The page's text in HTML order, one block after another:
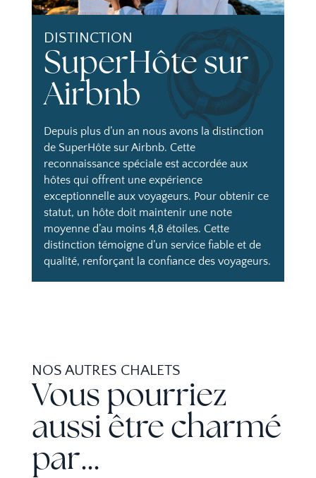
DISTINCTION
SuperHôte sur
Airbnb
Depuis plus d’un an nous avons la distinction
de SuperHôte sur Airbnb. Cette
reconnaissance spéciale est accordée aux
hôtes qui offrent une expérience
exceptionnelle aux voyageurs. Pour obtenir ce
statut, un hôte doit maintenir une note
moyenne d’au moins 4,8 étoiles. Cette
distinction témoigne d’un service fiable et de
qualité, renforçant la confiance des voyageurs.
NOS AUTRES CHALETS
Vous pourriez
aussi être charmé
par…